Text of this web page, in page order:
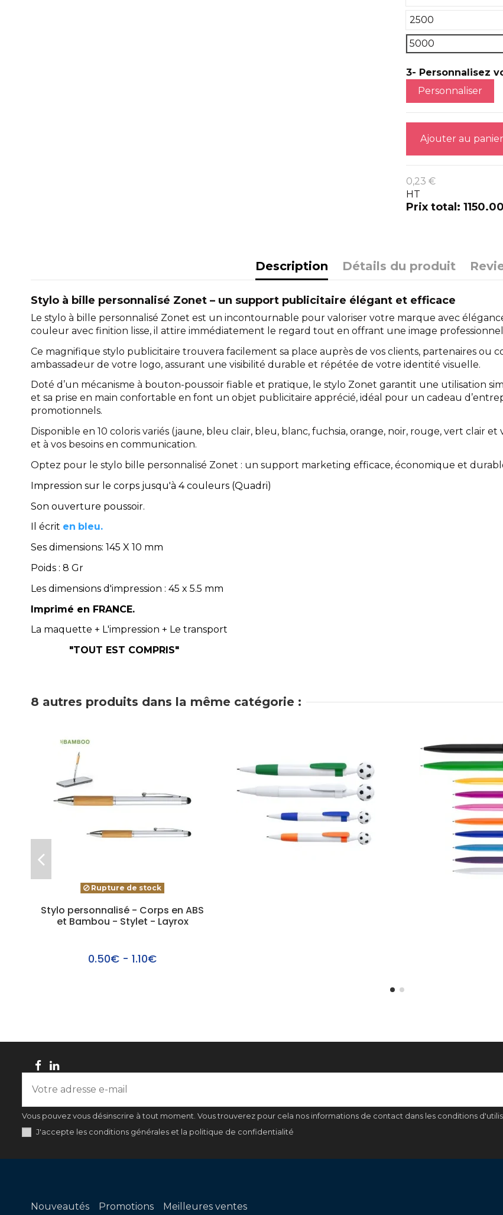
2500
5000
3- Personnalisez
Personnaliser
Ajouter au
0,23 €
HT
Prix total:
Description Détails du produit
Stylo à bille personnalisé Zonet – un support publicitaire élégant et efficace
Le stylo à bille personnalisé Zonet est un incontournable pour valoriser votre marque avec
couleur avec finition lisse, il attire immédiatement le regard tout en offrant une image
Ce magnifique stylo publicitaire trouvera facilement sa place auprès de vos clients, partenaires ou
ambassadeur de votre logo, assurant une visibilité durable et répétée de votre identité visuelle.
Doté d’un mécanisme à bouton-poussoir fiable et pratique, le stylo Zonet garantit une utilisation
et sa prise en main confortable en font un objet publicitaire apprécié, idéal pour un cadeau
promotionnels.
Disponible en 10 coloris variés (jaune, bleu clair, bleu, blanc, fuchsia, orange, noir, rouge, vert clair
et à vos besoins en communication.
Optez pour le stylo bille personnalisé Zonet : un support marketing efficace, économique et
Impression sur le corps jusqu'à 4 couleurs (Quadri)
Son ouverture poussoir.
Il écrit en bleu.
Ses dimensions: 145 X 10 mm
Poids : 8 Gr
Les dimensions d'impression : 45 x 5.5 mm
Imprimé en FRANCE.
La maquette + L'impression + Le transport
"TOUT EST COMPRIS"
8 autres produits dans la même catégorie :
Rupture de stock
Stylo personnalisé - Corps en ABS
et Bambou - Stylet - Layrox
0.50€ - 1.10€
Vous pouvez vous désinscrire à tout moment. Vous trouverez pour cela nos informations de contact dans les conditions
J'accepte les conditions générales et la politique de confidentialité
Nouveautés Promotions Meilleures ventes